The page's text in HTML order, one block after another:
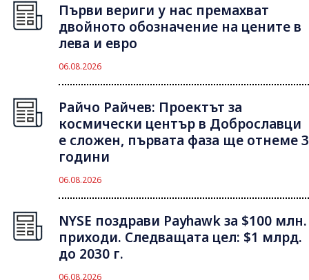
Първи вериги у нас премахват
двойното обозначение на цените в
лева и евро
06.08.2026
Райчо Райчев: Проектът за
космически център в Доброславци
е сложен, първата фаза ще отнеме 3
години
06.08.2026
NYSE поздрави Payhawk за $100 млн.
приходи. Следващата цел: $1 млрд.
до 2030 г.
06.08.2026